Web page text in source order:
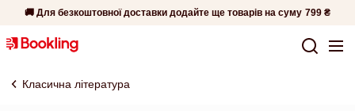
🚚 Для безкоштовної доставки додайте ще товарів на суму 799 ₴
Класична література